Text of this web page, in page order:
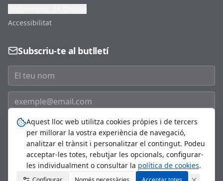
Accessibilitat
Subscriu-te al butlletí
Subscriure'm
©2026Ajuntament de Sant Just Desvern. Tots els drets
Aquest lloc web utilitza cookies pròpies i de tercers
per millorar la vostra experiència de navegació,
analitzar el trànsit i personalitzar el contingut. Podeu
acceptar-les totes, rebutjar les opcionals, configurar-
les individualment o consultar la política de cookies.